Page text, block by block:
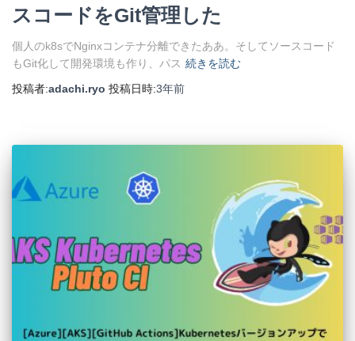
スコードをGit管理した
個人のk8sでNginxコンテナ分離できたああ。そしてソースコード
もGit化して開発環境も作り、パス 続きを読む
投稿者:adachi.ryo 投稿日時:3年前